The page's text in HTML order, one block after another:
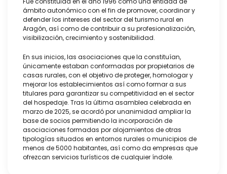
ámbito autonómico con el fin de promover, coordinar y
defender los intereses del sector del turismo rural en
Aragón, así como de contribuir a su profesionalización,
visibilización, crecimiento y sostenibilidad.
En sus inicios, las asociaciones que la constituían,
únicamente estaban conformadas por propietarios de
casas rurales, con el objetivo de proteger, homologar y
mejorar los establecimientos así como formar a sus
titulares para garantizar su competitividad en el sector
del hospedaje. Tras la última asamblea celebrada en
marzo de 2025, se acordó por unanimidad ampliar la
base de socios permitiendo la incorporación de
asociaciones formadas por alojamientos de otras
tipologías situados en entornos rurales o municipios de
menos de 5000 habitantes, así como da empresas que
ofrezcan servicios turísticos de cualquier índole.